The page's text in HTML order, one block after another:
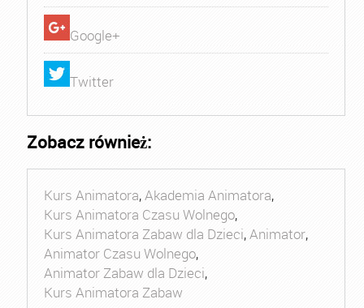
Google+
Twitter
Zobacz również:
Kurs Animatora,Akademia Animatora,
Kurs Animatora Czasu Wolnego,
Kurs Animatora Zabaw dla Dzieci,Animator,
Animator Czasu Wolnego,
Animator Zabaw dla Dzieci,
Kurs Animatora Zabaw